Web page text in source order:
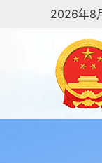
2026年8